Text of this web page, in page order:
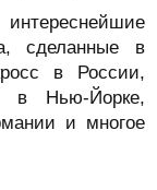
сделанные в
в России,
в Нью-Йорке,
и многое